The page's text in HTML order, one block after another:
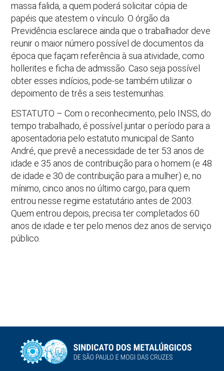
massa falida, a quem poderá solicitar cópia de
papéis que atestem o vínculo. O órgão da
Previdência esclarece ainda que o trabalhador deve
reunir o maior número possível de documentos da
época que façam referência à sua atividade, como
hollerites e ficha de admissão. Caso seja possível
obter esses indícios, pode-se também utilizar o
depoimento de três a seis testemunhas.
ESTATUTO – Com o reconhecimento, pelo INSS, do
tempo trabalhado, é possível juntar o período para a
aposentadoria pelo estatuto municipal de Santo
André, que prevê a necessidade de ter 53 anos de
idade e 35 anos de contribuição para o homem (e 48
de idade e 30 de contribuição para a mulher) e, no
mínimo, cinco anos no último cargo, para quem
entrou nesse regime estatutário antes de 2003.
Quem entrou depois, precisa ter completados 60
anos de idade e ter pelo menos dez anos de serviço
público.